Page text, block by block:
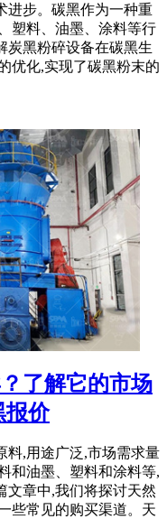
进步。碳黑作为一种重
塑料、油墨、涂料等行
炭黑粉碎设备在碳黑生
优化,实现了碳黑粉末的
了解它的市场
报价
料,用途广泛,市场需求量
和油墨、塑料和涂料等,
文章中,我们将探讨天然
些常见的购买渠道。天